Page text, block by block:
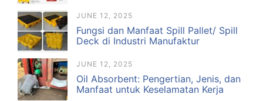
JUNE 12, 2025
Fungsi dan Manfaat Spill Pallet/ Spill
Deck di Industri Manufaktur
JUNE 12, 2025
Oil Absorbent: Pengertian, Jenis, dan
Manfaat untuk Keselamatan Kerja